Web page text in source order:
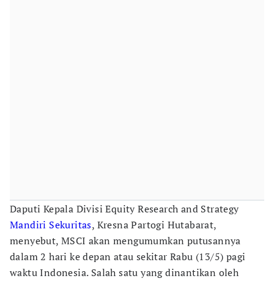
Daputi Kepala Divisi Equity Research and Strategy
Mandiri Sekuritas, Kresna Partogi Hutabarat,
menyebut, MSCI akan mengumumkan putusannya
dalam 2 hari ke depan atau sekitar Rabu (13/5) pagi
waktu Indonesia. Salah satu yang dinantikan oleh